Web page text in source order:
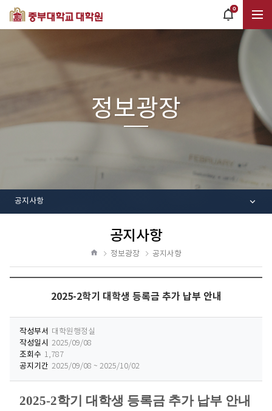
전
체
메
뉴
POPUPOPEN
0
정보광장
공지사항
공지사항
정보광장 공지사항
기
2025-2학기 대학생 등록금 추가 납부 안내
작성부서 대학원행정실
작성일시 2025/09/08
조회수 1,787
공지기간 2025/09/08 ~ 2025/10/02
2025-2학기 대학생 등록금 추가 납부 안내